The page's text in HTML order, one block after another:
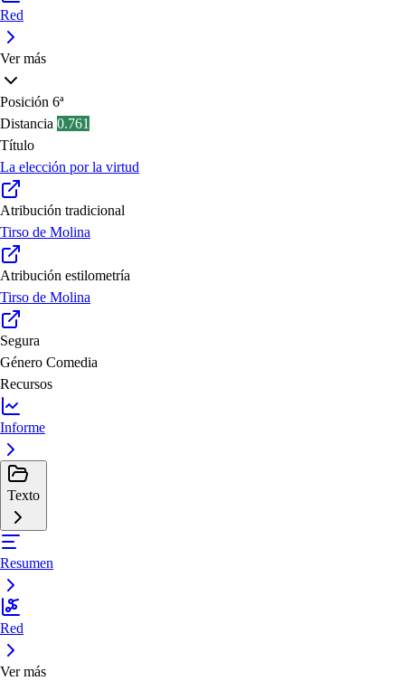
Red
Ver más
Posición 6ª
Distancia 0.761
Título
La elección por la virtud
Atribución tradicional
Tirso de Molina
Atribución estilometría
Tirso de Molina
Segura
Género Comedia
Recursos
Informe
Texto
Resumen
Red
Ver más